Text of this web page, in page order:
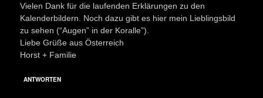
Vielen Dank für die laufenden Erklärungen zu den
Kalenderbildern. Noch dazu gibt es hier mein Lieblingsbild
zu sehen (“Augen” in der Koralle”).
Liebe Grüße aus Österreich
Horst + Familie
ANTWORTEN